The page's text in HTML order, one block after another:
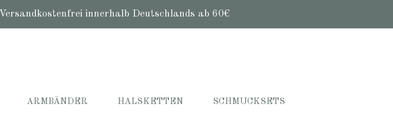
Versandkostenfrei innerhalb Deutschlands ab 60€
ARMBÄNDER HALSKETTEN SCHMUCKSETS